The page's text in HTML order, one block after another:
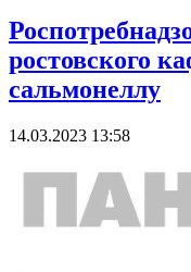
ростовского
сальмонеллу
14.03.2023 13:58